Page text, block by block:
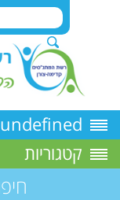
undefined
קטגוריות